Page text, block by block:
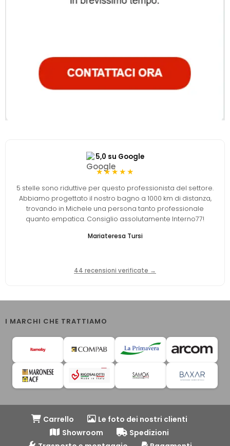
5,0 su Google
★★★★★
5 stelle sono riduttive per questo professionista del settore.
Abbiamo progettato il nostro bagno a 1000 km di distanza,
trovando in Michele una persona tanto professionale
quanto empatica. Consiglio assolutamente Interno77!
Mariateresa Tursi
44 recensioni verificate →
I MARCHI CHE TRATTIAMO
Carrello
Le foto dei nostri clienti
Showroom
Spedizioni